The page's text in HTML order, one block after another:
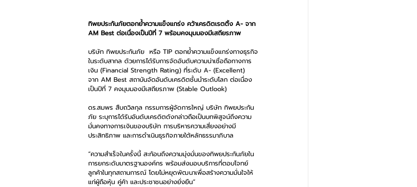
ทิพยประกันภัยตอกย้ำความแข็งแกร่ง คว้าเครดิตเรตติ้ง A- จาก
AM Best ต่อเนื่องเป็นปีที่ 7 พร้อมคงมุมมองมีเสถียรภาพ
บริษัท ทิพยประกันภัย  หรือ TIP ตอกย้ำความแข็งแกร่งทางธุรกิจ
ในระดับสากล ด้วยการได้รับการจัดอันดับความน่าเชื่อถือทางการ
เงิน (Financial Strength Rating) ที่ระดับ A- (Excellent)
จาก AM Best สถาบันจัดอันดับเครดิตชั้นนำระดับโลก ต่อเนื่อง
เป็นปีที่ 7 คงมุมมองมีเสถียรภาพ (Stable Outlook)
ดร.สมพร สืบถวิลกุล กรรมการผู้จัดการใหญ่ บริษัท ทิพยประกัน
ภัย ระบุการได้รับอันดับเครดิตดังกล่าวถือเป็นบทพิสูจน์ถึงความ
มั่นคงทางการเงินของบริษัท การบริหารความเสี่ยงอย่างมี
ประสิทธิภาพ และการดำเนินธุรกิจภายใต้หลักธรรมาภิบาล
“ความสำเร็จในครั้งนี้ สะท้อนถึงความมุ่งมั่นของทิพยประกันภัยใน
การยกระดับมาตรฐานองค์กร พร้อมส่งมอบบริการที่ตอบโจทย์
ลูกค้าในทุกสถานการณ์ โดยไม่หยุดพัฒนาเพื่อสร้างความมั่นใจให้
แก่ผู้ถือหุ้น คู่ค้า และประชาชนอย่างยั่งยืน”